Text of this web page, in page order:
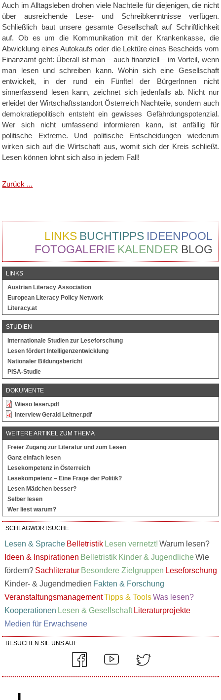
Auch im Alltagsleben drohen viele Nachteile für diejenigen, die nicht
über ausreichende Lese- und Schreibkenntnisse verfügen.
Schließlich baut unsere gesamte Gesellschaft auf Schriftlichkeit
auf. Ob es um die Kommunikation mit der Krankenkasse, die
Abwicklung eines Autokaufs oder die Lektüre eines Bescheids vom
Finanzamt geht: Überall ist man – auch finanziell – im Vorteil, wenn
man lesen und schreiben kann. Wohin sich eine Gesellschaft
entwickelt, in der rund ein Fünftel der BürgerInnen nicht
sinnerfassend lesen kann, zeichnet sich jedenfalls ab. Nicht nur
erleidet der Wirtschaftsstandort Österreich Nachteile, sondern auch
demokratiepolitisch entsteht ein gewisses Gefährdungspotenzial.
Wer sich nicht umfassend informieren kann, ist anfällig für
politische Extreme. Und politische Entscheidungen wiederum
wirken sich auf die Wirtschaft aus, womit sich der Kreis schließt.
Lesen können lohnt sich also in jedem Fall!
Zurück ...
IDEENPOOL
BUCHTIPPS
LINKS
BLOG
KALENDER
FOTOGALERIE
LINKS
Austrian Literacy Association
European Literacy Policy Network
Literacy.at
STUDIEN
Internationale Studien zur Leseforschung
Lesen fördert Intelligenzentwicklung
Nationaler Bildungsbericht
PISA-Studie
DOKUMENTE
Wieso lesen.pdf
Interview Gerald Leitner.pdf
WEITERE ARTIKEL ZUM THEMA
Freier Zugang zur Literatur und zum Lesen
Ganz einfach lesen
Lesekompetenz in Österreich
Lesekompetenz – Eine Frage der Politik?
Lesen Mädchen besser?
Selber lesen
Wer liest warum?
SCHLAGWORTSUCHE
Lesen & Sprache Belletristik Lesen vernetzt! Warum lesen?
Ideen & Inspirationen Belletristik Kinder & Jugendliche Wie
fördern? Sachliteratur Besondere Zielgruppen Leseforschung
Kinder- & Jugendmedien Fakten & Forschung
VeranstaltungsmanagementTipps & Tools Was lesen?
Kooperationen Lesen & Gesellschaft Literaturprojekte
Medien für Erwachsene
BESUCHEN SIE UNS AUF